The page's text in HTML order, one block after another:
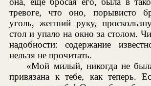
тревоге, что оно, порывисто
уголь, жегший руку,
стол и упало на окно за столом.
надобности: содержание
нельзя не прочитать.
«Мой милый, никогда не
привязана к тебе, как теперь.